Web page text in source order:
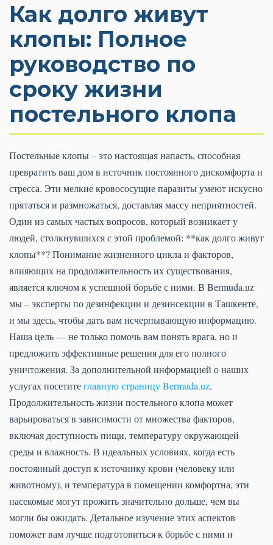
Как долго живут
клопы: Полное
руководство по
сроку жизни
постельного клопа
Постельные клопы – это настоящая напасть, способная
превратить ваш дом в источник постоянного дискомфорта и
стресса. Эти мелкие кровососущие паразиты умеют искусно
прятаться и размножаться, доставляя массу неприятностей.
Один из самых частых вопросов, который возникает у
людей, столкнувшихся с этой проблемой: **как долго живут
клопы**? Понимание жизненного цикла и факторов,
влияющих на продолжительность их существования,
является ключом к успешной борьбе с ними. В Bermuda.uz
мы – эксперты по дезинфекции и дезинсекции в Ташкенте,
и мы здесь, чтобы дать вам исчерпывающую информацию.
Наша цель — не только помочь вам понять врага, но и
предложить эффективные решения для его полного
уничтожения. За дополнительной информацией о наших
услугах посетитеглавную страницу Bermuda.uz.
Продолжительность жизни постельного клопа может
варьироваться в зависимости от множества факторов,
включая доступность пищи, температуру окружающей
среды и влажность. В идеальных условиях, когда есть
постоянный доступ к источнику крови (человеку или
животному), и температура в помещении комфортна, эти
насекомые могут прожить значительно дольше, чем вы
могли бы ожидать. Детальное изучение этих аспектов
поможет вам лучше подготовиться к борьбе с ними и